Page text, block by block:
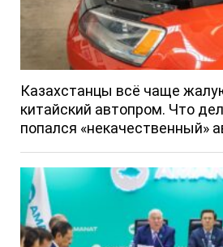
Казахстанцы всё чаще
китайский автопром. Что
попался «некачественный»